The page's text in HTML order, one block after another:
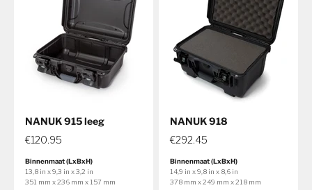
NANUK 915 leeg
€120.95
Binnenmaat (LxBxH)
13,8 in x 9,3 in x 3,2 in
351 mm x 236 mm x 157 mm
NANUK 918
€292.45
Binnenmaat (LxBxH)
14,9 in x 9,8 in x 8,6 in
378 mm x 249 mm x 218 mm